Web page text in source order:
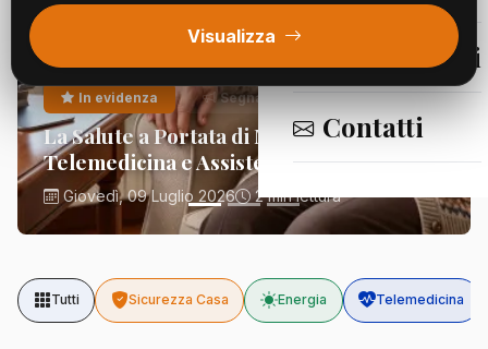
Segnalazioni
Contatti
Visualizza
In evidenza Segnalazioni
La Salute a Portata di Mano:
Telemedicina e Assistenza Domiciliare
Giovedì, 09 Luglio 2026 2 min lettura
Tutti Sicurezza Casa Energia Telemedicina